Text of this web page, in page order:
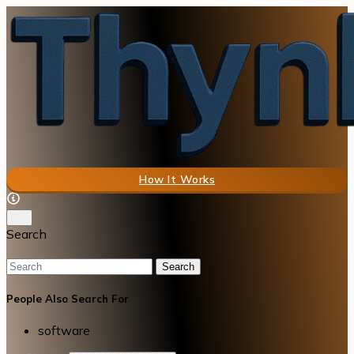
How It Works
Search
Search
People Also Search For
software